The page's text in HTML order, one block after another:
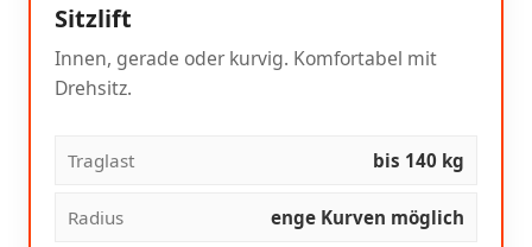
Sitzlift
Innen, gerade oder kurvig. Komfortabel mit
Drehsitz.
Traglast bis 140 kg
Radius enge Kurven möglich